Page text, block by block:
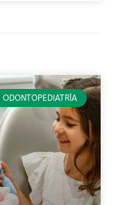
ODONTOPEDIATRÍA